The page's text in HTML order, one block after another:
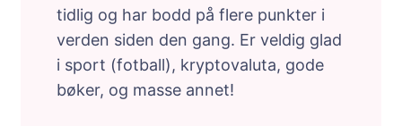
tidlig og har bodd på flere punkter i
verden siden den gang. Er veldig glad
i sport (fotball), kryptovaluta, gode
bøker, og masse annet!